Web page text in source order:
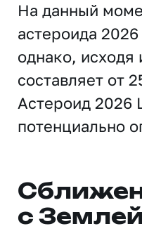
На данный
астероида
однако, исходя
составляет от
Астероид 2026
потенциально
с